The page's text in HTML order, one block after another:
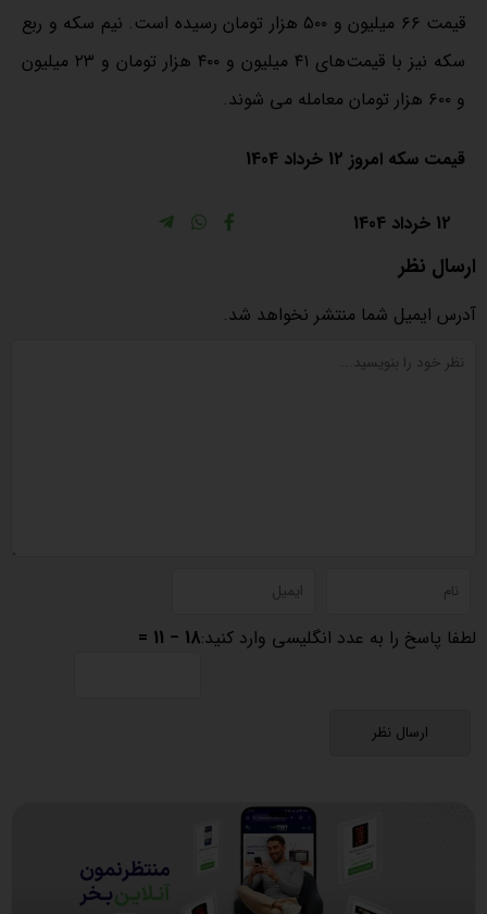
قیمت ۶۶ میلیون و ۵۰۰ هزار تومان رسیده است. نیم سکه و ربع
سکه نیز با قیمت‌های ۴۱ میلیون و ۴۰۰ هزار تومان و ۲۳ میلیون
و ۶۰۰ هزار تومان معامله می شوند.
قیمت سکه امروز 12 خرداد 1404
12 خرداد 1404
ارسال نظر
آدرس ایمیل شما منتشر نخواهد شد.
لطفا پاسخ را به عدد انگلیسی وارد کنید:18 − 11 =